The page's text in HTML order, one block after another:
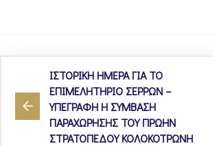
ΙΣΤΟΡΙΚΗ ΗΜΕΡΑ ΓΙΑ ΤΟ
ΕΠΙΜΕΛΗΤΗΡΙΟ ΣΕΡΡΩΝ –
ΥΠΕΓΡΑΦΗ Η ΣΥΜΒΑΣΗ
ΠΑΡΑΧΩΡΗΣΗΣ ΤΟΥ ΠΡΩΗΝ
ΣΤΡΑΤΟΠΕΔΟΥ ΚΟΛΟΚΟΤΡΩΝΗ